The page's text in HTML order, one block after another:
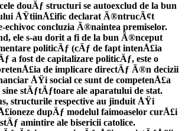
douÄƒ structuri se autoexclud de la bun
ÅŸtiinÅ£ific declarat Ã®ntrucÃ¢t
echivoc concluzia Ã®naintea premiselor.
ele s-au dorit a fi de la bun Ã®nceput
politicÄƒ (cÄƒ de fapt intenÅ£ia
a fost de capitalizare politicÄƒ, este o
de implicare directÄƒ Ã®n decizii
ÅŸi social ce sunt de competenÅ£a
stÄƒtÄƒtoare ale aparatului de stat.
structurile respective au jinduit ÅŸi
dupÄƒ modelul faimoaselor curÅ£i
amintire ale bisericii catolice.